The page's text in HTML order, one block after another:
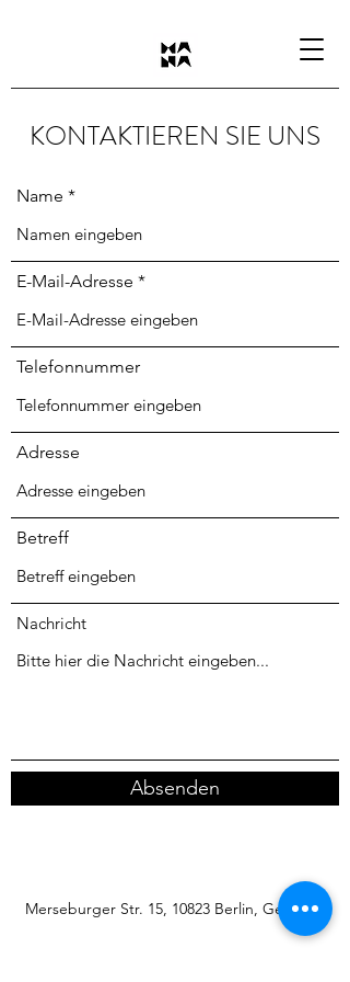
KONTAKTIEREN SIE UNS
Name
E-Mail-Adresse
Telefonnummer
Adresse
Betreff
Nachricht
Absenden
Merseburger Str. 15, 10823 Berlin, Germany